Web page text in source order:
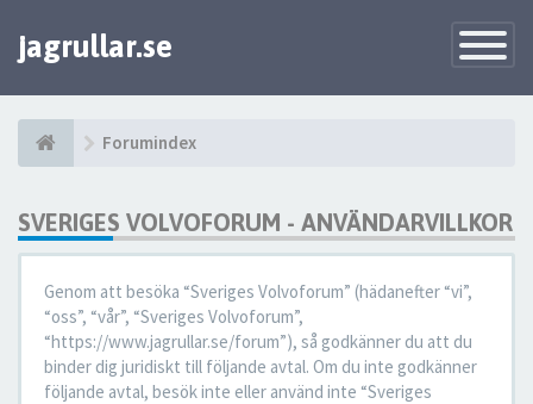
Toggle
jagrullar.se
Forumindex
SVERIGES VOLVOFORUM - ANVÄNDARVILLKOR
Genom att besöka “Sveriges Volvoforum” (hädanefter “vi”,
“oss”, “vår”, “Sveriges Volvoforum”,
“https://www.jagrullar.se/forum”), så godkänner du att du
binder dig juridiskt till följande avtal. Om du inte godkänner
följande avtal, besök inte eller använd inte “Sveriges